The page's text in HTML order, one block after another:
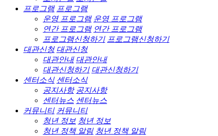
프로그램 프로그램
운영 프로그램 운영 프로그램
연간 프로그램 연간 프로그램
프로그램신청하기 프로그램신청하기
대관신청 대관신청
대관안내 대관안내
대관신청하기 대관신청하기
센터소식 센터소식
공지사항 공지사항
센터뉴스 센터뉴스
커뮤니티 커뮤니티
청년 정보 청년 정보
청년 정책 알림 청년 정책 알림